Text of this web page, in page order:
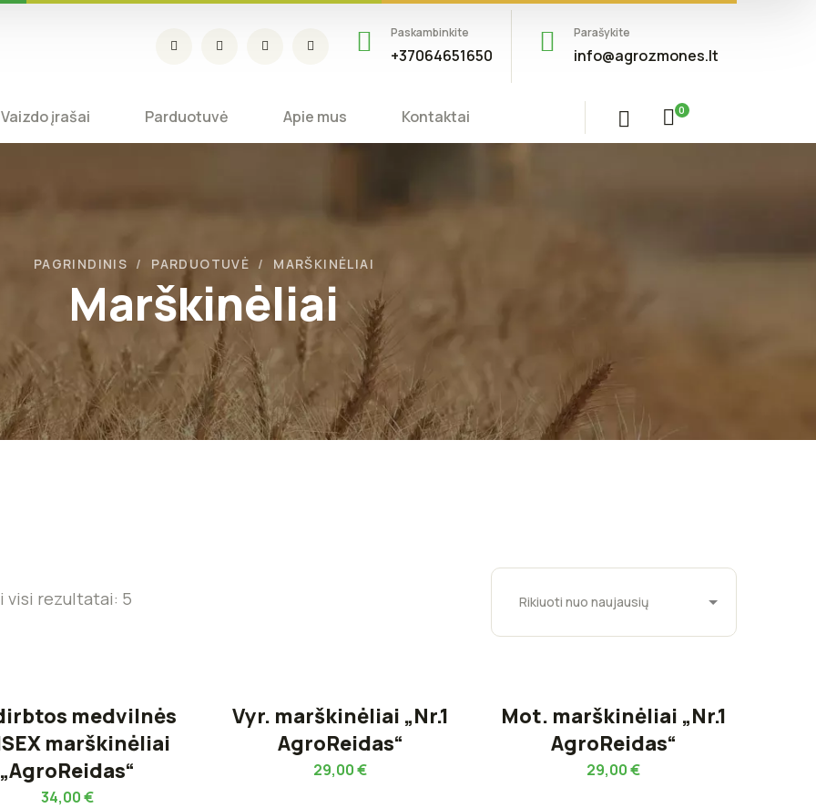
Paskambinkite
+37064651650
Parašykite
info@agrozmones.lt
Vaizdo įrašai Parduotuvė Apie mus Kontaktai 0
Marškinėliai
PAGRINDINIS PARDUOTUVĖ MARŠKINĖLIAI
visi rezultatai: 5
medvilnės
marškinėliai
„AgroReidas“
34,00€
Vyr. marškinėliai „Nr.1
AgroReidas“
29,00€
Mot. marškinėliai „Nr.1
AgroReidas“
29,00€